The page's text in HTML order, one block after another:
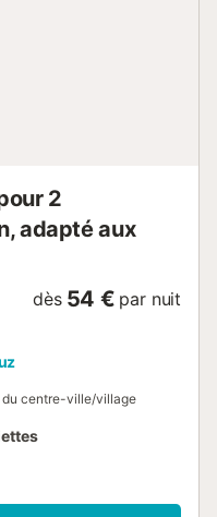
2
adapté aux
dès 54 € par nuit
du centre-ville/village